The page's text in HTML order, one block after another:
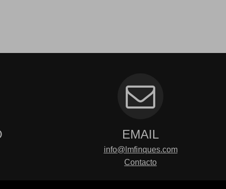
EMAIL
info@lmfinques.com
Contacto